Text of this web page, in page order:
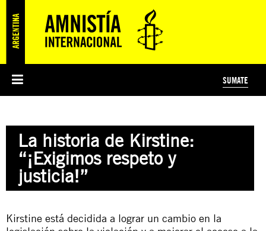
PREGUNTAS FRECUENTES
ÁREAS TEMÁTICAS
JUSTICIA INTERNACIONAL
EDUCACIÓN EN DERECHOS HUMANOS Y JÓVENES
PRENSA
SUSCRIBITE
SUMATE
PREGUNTAS FRECUENTES
La historia de Kirstine:
“¡Exigimos respeto y
justicia!”
Kirstine está decidida a lograr un cambio en la